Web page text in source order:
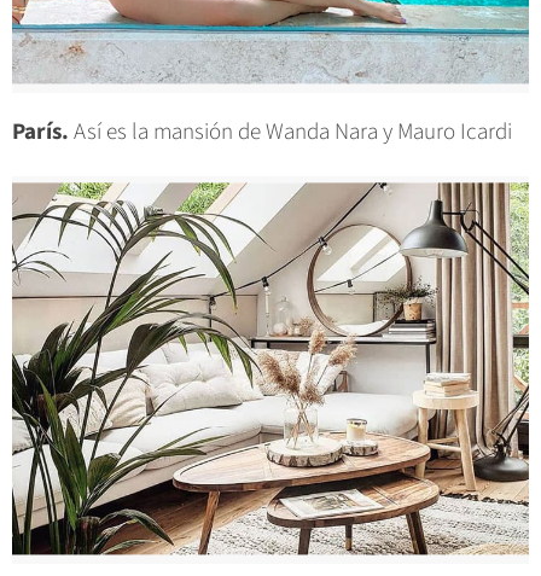
París.Así es la mansión de Wanda Nara y Mauro Icardi